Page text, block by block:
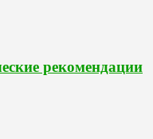
рекомендации